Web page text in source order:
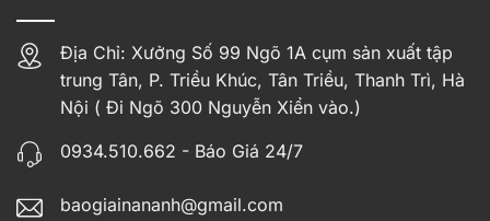
Địa Chỉ: Xưởng Số 99 Ngõ 1A cụm sản xuất tập
trung Tân, P. Triều Khúc, Tân Triều, Thanh Trì, Hà
Nội ( Đi Ngõ 300 Nguyễn Xiển vào.)
0934.510.662 - Báo Giá 24/7
baogiainananh@gmail.com